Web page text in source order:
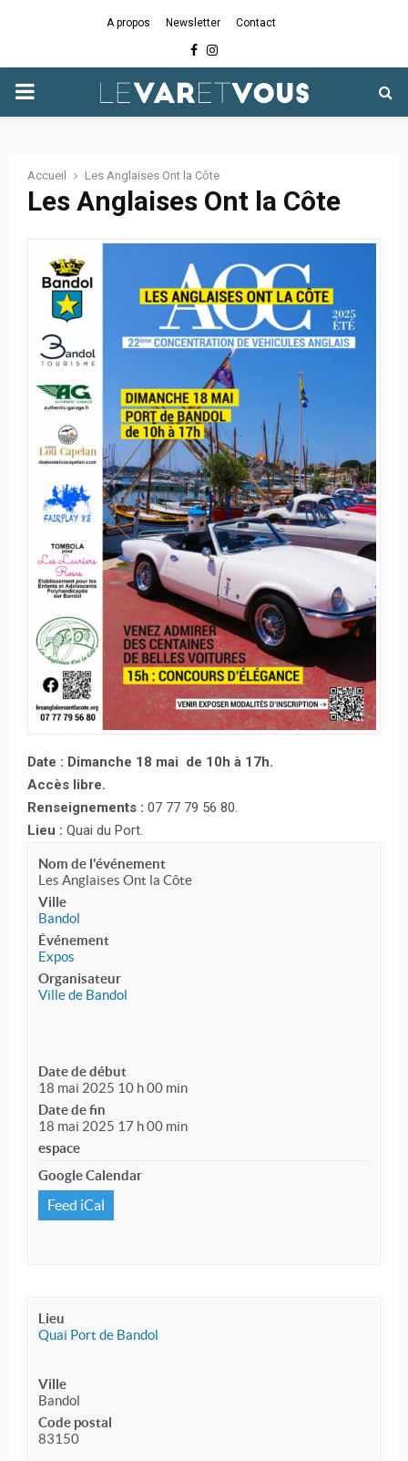
A propos Newsletter Contact
Facebook
Instagram
PRIMARY
Accueil Les Anglaises Ont la Côte
Les Anglaises Ont la Côte
Date : Dimanche 18 mai de 10h à 17h.
Accès libre.
Renseignements : 07 77 79 56 80.
Lieu : Quai du Port.
Nom de l'événement
Les Anglaises Ont la Côte
Ville
Bandol
Événement
Expos
Organisateur
Ville de Bandol
Date de début
18 mai 2025 10 h 00 min
Date de fin
18 mai 2025 17 h 00 min
espace
Google Calendar
Feed iCal
Lieu
Quai Port de Bandol
Ville
Bandol
Code postal
83150